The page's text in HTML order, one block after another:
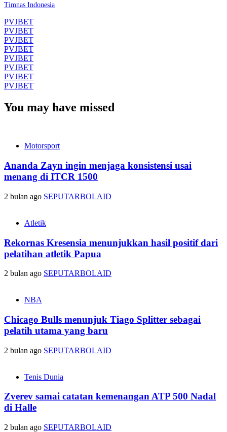
Timnas Indonesia
PVJBET
PVJBET
PVJBET
PVJBET
PVJBET
PVJBET
PVJBET
PVJBET
You may have missed
Motorsport
Ananda Zayn ingin menjaga konsistensi usai
menang di ITCR 1500
2 bulan ago SEPUTARBOLAID
Atletik
Rekornas Kresensia menunjukkan hasil positif dari
pelatihan atletik Papua
2 bulan ago SEPUTARBOLAID
NBA
Chicago Bulls menunjuk Tiago Splitter sebagai
pelatih utama yang baru
2 bulan ago SEPUTARBOLAID
Tenis Dunia
Zverev samai catatan kemenangan ATP 500 Nadal
di Halle
2 bulan ago SEPUTARBOLAID